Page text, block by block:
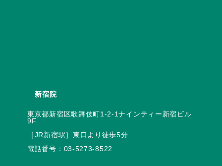
新宿院
東京都新宿区歌舞伎町1-2-1ナインティー新宿ビル
電話番号： 03-5273-8522